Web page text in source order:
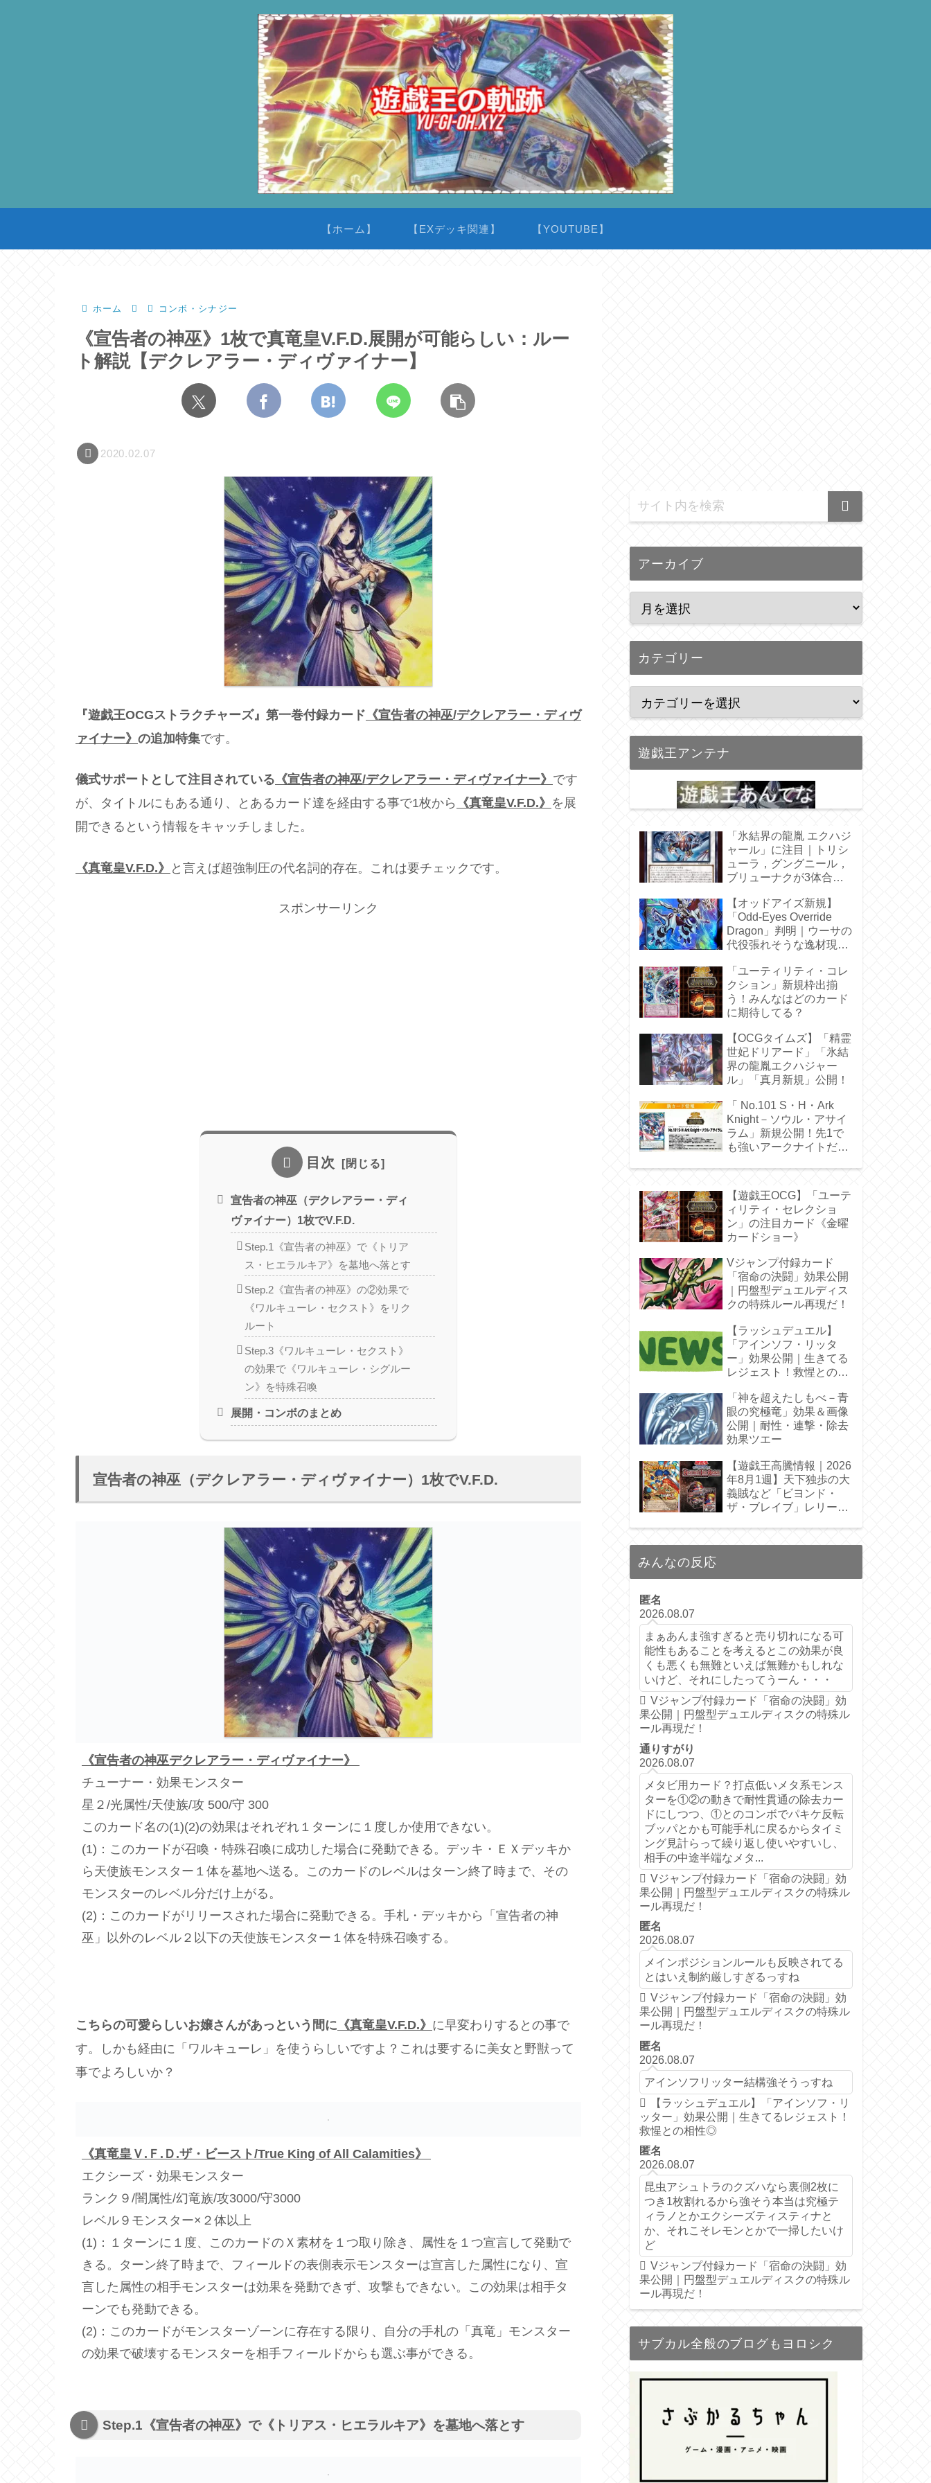
【ホーム】 【EXデッキ関連】 【YOUTUBE】
ホーム コンボ・シナジー
《宣告者の神巫》1枚で真竜皇V.F.D.展開が可能らしい：ルー
ト解説【デクレアラー・ディヴァイナー】
2020.02.07
『遊戯王OCGストラクチャーズ』第一巻付録カード 《宣告者の神巫/デクレアラー・ディヴ
ァイナー》 の追加特集です。
儀式サポートとして注目されている 《宣告者の神巫/デクレアラー・ディヴァイナー》 です
が、タイトルにもある通り、とあるカード達を経由する事で1枚から
《真竜皇V.F.D.》 を展
開できるという情報をキャッチしました。
《真竜皇V.F.D.》 と言えば超強制圧の代名詞的存在。これは要チェックです。
スポンサーリンク
目次
宣告者の神巫（デクレアラー・ディ
ヴァイナー）1枚でV.F.D.
Step.1《宣告者の神巫》で《トリア
ス・ヒエラルキア》を墓地へ落とす
Step.2《宣告者の神巫》の②効果で
《ワルキューレ・セクスト》をリク
ルート
Step.3《ワルキューレ・セクスト》
の効果で《ワルキューレ・シグルー
ン》を特殊召喚
展開・コンボのまとめ
宣告者の神巫（デクレアラー・ディヴァイナー）1枚でV.F.D.
《宣告者の神巫デクレアラー・ディヴァイナー》
チューナー・効果モンスター
星２/光属性/天使族/攻 500/守 300
このカード名の(1)(2)の効果はそれぞれ１ターンに１度しか使用できない。
(1)：このカードが召喚・特殊召喚に成功した場合に発動できる。デッキ・ＥＸデッキか
ら天使族モンスター１体を墓地へ送る。このカードのレベルはターン終了時まで、その
モンスターのレベル分だけ上がる。
(2)：このカードがリリースされた場合に発動できる。手札・デッキから「宣告者の神
巫」以外のレベル２以下の天使族モンスター１体を特殊召喚する。
こちらの可愛らしいお嬢さんがあっという間に 《真竜皇V.F.D.》 に早変わりするとの事で
す。しかも経由に「ワルキューレ」を使うらしいですよ？これは要するに美女と野獣って
事でよろしいか？
《真竜皇Ｖ.Ｆ.Ｄ.ザ・ビースト/True King of All Calamities》
エクシーズ・効果モンスター
ランク９/闇属性/幻竜族/攻3000/守3000
レベル９モンスター×２体以上
(1)：１ターンに１度、このカードのＸ素材を１つ取り除き、属性を１つ宣言して発動で
きる。ターン終了時まで、フィールドの表側表示モンスターは宣言した属性になり、宣
言した属性の相手モンスターは効果を発動できず、攻撃もできない。この効果は相手タ
ーンでも発動できる。
(2)：このカードがモンスターゾーンに存在する限り、自分の手札の「真竜」モンスター
の効果で破壊するモンスターを相手フィールドからも選ぶ事ができる。
Step.1《宣告者の神巫》で《トリアス・ヒエラルキア》を墓地へ落とす
アーカイブ
カテゴリー
遊戯王アンテナ
「氷結界の龍胤 エクハジ
ャール」に注目｜トリシ
ューラ，グングニール，
ブリューナクが3体合
【オッドアイズ新規】
「Odd-Eyes Override
Dragon」判明｜ウーサの
代役張れそうな逸材現
「ユーティリティ・コレ
クション」新規枠出揃
う！みんなはどのカード
に期待してる？
【OCGタイムズ】「精霊
世妃ドリアード」「氷結
界の龍胤エクハジャー
ル」「真月新規」公開！
「 No.101 S・H・Ark
Knight－ソウル・アサイ
ラム」新規公開！先1で
も強いアークナイトだ
【遊戯王OCG】「ユーテ
ィリティ・セレクショ
ン」の注目カード《金曜
カードショー》
Vジャンプ付録カード
「宿命の決闘」効果公開
｜円盤型デュエルディス
クの特殊ルール再現だ！
【ラッシュデュエル】
「アインソフ・リッタ
ー」効果公開｜生きてる
レジェスト！救惺との相
「神を超えたしもべ－青
眼の究極竜」効果＆画像
公開｜耐性・連撃・除去
効果ツエー
【遊戯王高騰情報｜2026
年8月1週】天下独歩の大
義賊など「ビヨンド・
ザ・ブレイブ」レリーフ
みんなの反応
匿名
2026.08.07
まぁあんま強すぎると売り切れになる可
能性もあることを考えるとこの効果が良
くも悪くも無難といえば無難かもしれな
いけど、それにしたってうーん・・・
Vジャンプ付録カード「宿命の決闘」効
果公開｜円盤型デュエルディスクの特殊ル
ール再現だ！
通りすがり
2026.08.07
メタビ用カード？打点低いメタ系モンス
ターを①②の動きで耐性貫通の除去カー
ドにしつつ、①とのコンボでパキケ反転
ブッパとかも可能手札に戻るからタイミ
ング見計らって繰り返し使いやすいし、
相手の中途半端なメタ...
Vジャンプ付録カード「宿命の決闘」効
果公開｜円盤型デュエルディスクの特殊ル
ール再現だ！
匿名
2026.08.07
メインポジションルールも反映されてる
とはいえ制約厳しすぎるっすね
Vジャンプ付録カード「宿命の決闘」効
果公開｜円盤型デュエルディスクの特殊ル
ール再現だ！
匿名
2026.08.07
アインソフリッター結構強そうっすね
【ラッシュデュエル】「アインソフ・リ
ッター」効果公開｜生きてるレジェスト！
救惺との相性◎
匿名
2026.08.07
昆虫アシュトラのクズハなら裏側2枚に
つき1枚割れるから強そう本当は究極テ
ィラノとかエクシーズティスティナと
か、それこそレモンとかで一掃したいけ
ど
Vジャンプ付録カード「宿命の決闘」効
果公開｜円盤型デュエルディスクの特殊ル
ール再現だ！
サブカル全般のブログもヨロシク